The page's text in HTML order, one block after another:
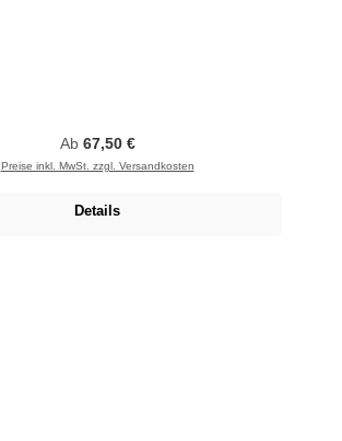
Regulärer Preis:
Ab 67,50 €
Preise inkl. MwSt. zzgl. Versandkosten
Details